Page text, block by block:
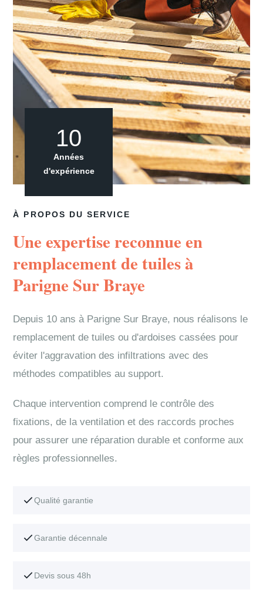
À PROPOS DU SERVICE
Une expertise reconnue en
remplacement de tuiles à
Parigne Sur Braye
Depuis 10 ans à Parigne Sur Braye, nous réalisons le
remplacement de tuiles ou d'ardoises cassées pour
éviter l'aggravation des infiltrations avec des
méthodes compatibles au support.
Chaque intervention comprend le contrôle des
fixations, de la ventilation et des raccords proches
pour assurer une réparation durable et conforme aux
règles professionnelles.
Qualité garantie
Garantie décennale
Devis sous 48h
10
Années
d'expérience